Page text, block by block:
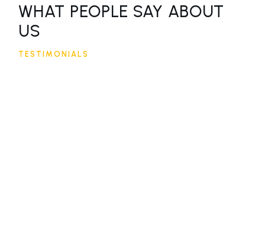
WHAT PEOPLE SAY ABOUT
US
TESTIMONIALS